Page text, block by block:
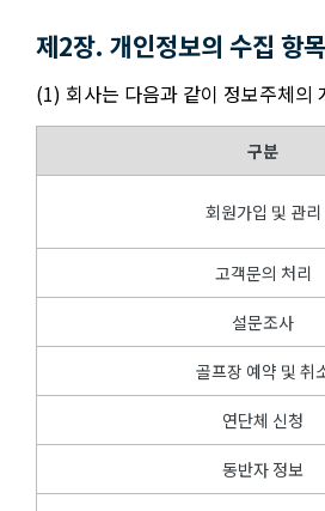
제2장. 개인정보의 수집 항
(1) 회사는 다음과 같이 정보주체의
구분
회원가입 및 관리
고객문의 처리
설문조사
골프장 예약 및 취
연단체 신청
동반자 정보